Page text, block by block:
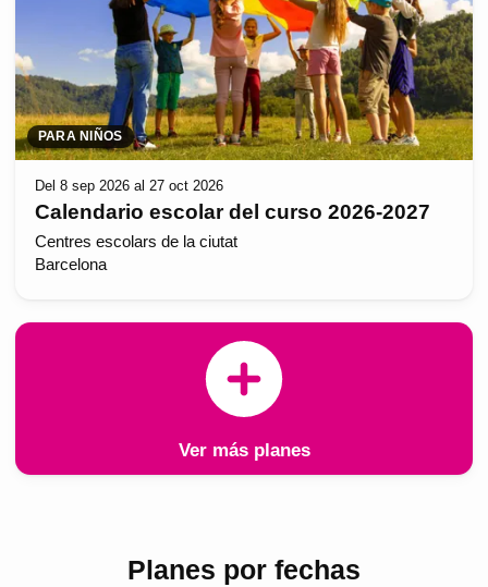
PARA NIÑOS
Del 8 sep 2026 al 27 oct 2026
Calendario escolar del curso 2026-2027
Centres escolars de la ciutat
Barcelona
Ver más planes
Planes por fechas